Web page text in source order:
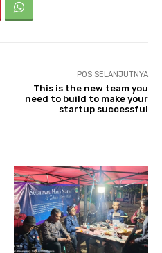
POS SELANJUTNYA
This is the new team you
need to build to make your
startup successful